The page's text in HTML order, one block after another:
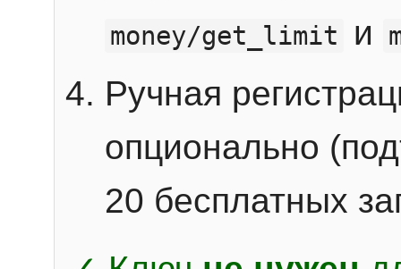
money/get_limit
и
Ручная
опционально
20 бесплатных